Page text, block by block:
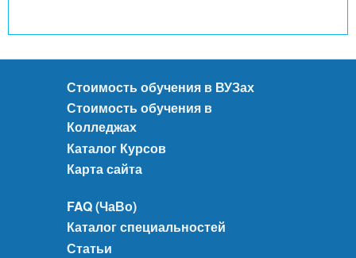
Стоимость обучения в ВУЗах
Стоимость обучения в
Колледжах
Каталог Курсов
Карта сайта
FAQ (ЧаВо)
Каталог специальностей
Статьи